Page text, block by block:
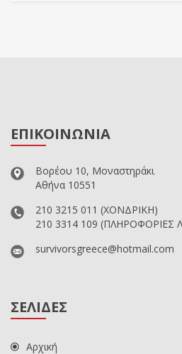
ΕΠΙΚΟΙΝΩΝΙΑ
Βορέου 10, Μοναστηράκι
Αθήνα 10551
210 3215 011 (ΧΟΝΔΡΙΚΗ)
210 3314 109 (ΠΛΗΡΟΦΟΡΙΕΣ
survivorsgreece@hotmail.com
ΣΕΛΙΔΕΣ
Αρχική